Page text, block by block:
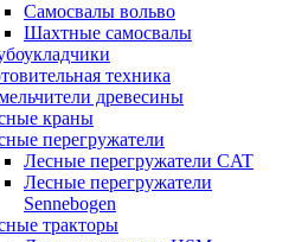
Самосвалы вольво
Шахтные самосвалы
техника
древесины
краны
перегружатели
Лесные перегружатели CAT
Лесные перегружатели
Sennebogen
тракторы